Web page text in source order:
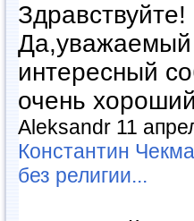
Здравствуйте!
Да,уважаемый
интересный
очень
Aleksandr 11
Константин
без религии...